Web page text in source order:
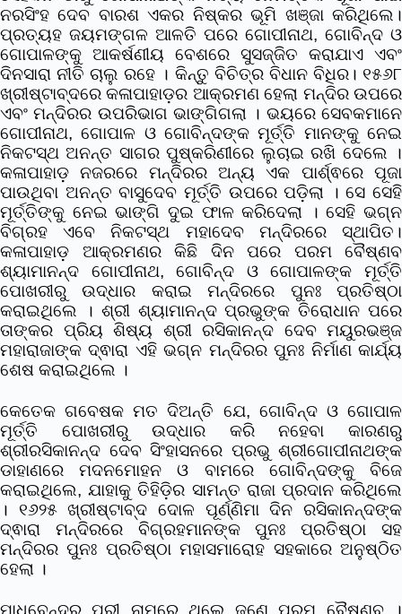
ନରସିଂହ ଦେବ ବାରଶ ଏକର ନିଷ୍କର ଭୂମି ଖଞ୍ଜା କରିଥିଲେ।
ପ୍ରତ୍ୟହ ଜୟମଙ୍ଗଳ ଆଳତି ପରେ ଗୋପୀନାଥ, ଗୋବିନ୍ଦ ଓ
ଗୋପାଳଙ୍କୁ ଆକର୍ଷଣୀୟ ବେଶରେ ସୁସଜ୍ଜିତ କରାଯାଏ ଏବଂ
ଦିନସାରା ନୀତି ଚାଲୁ ରହେ । କିନ୍ତୁ ବିଚିତ୍ର ବିଧାନ ବିଧିର। ୧୫୬୮
ଖ୍ରୀଷ୍ଟାବ୍ଦରେ କଳାପାହାଡ଼ର ଆକ୍ରମଣ ହେଲା ମନ୍ଦିର ଉପରେ
ଏବଂ ମନ୍ଦିରର ଉପରିଭାଗ ଭାଙ୍ଗିଗଲା । ଭୟରେ ସେବକମାନେ
ଗୋପୀନାଥ, ଗୋପାଳ ଓ ଗୋବିନ୍ଦଙ୍କ ମୂର୍ତ୍ତି ମାନଙ୍କୁ ନେଇ
ନିକଟସ୍ଥ ଅନନ୍ତ ସାଗର ପୁଷ୍କରିଣୀରେ ଲୁଚାଇ ରଖି ଦେଲେ ।
କଳାପାହାଡ଼ ନଜରରେ ମନ୍ଦିରର ଅନ୍ୟ ଏକ ପାର୍ଶ୍ଵରେ ପୂଜା
ପାଉଥିବା ଅନନ୍ତ ବାସୁଦେବ ମୂର୍ତ୍ତି ଉପରେ ପଡ଼ିଲା । ସେ ସେହି
ମୂର୍ତ୍ତିଙ୍କୁ ନେଇ ଭାଙ୍ଗି ଦୁଇ ଫାଳ କରିଦେଲା । ସେହି ଭଗ୍ନ
ବିଗ୍ରହ ଏବେ ନିକଟସ୍ଥ ମହାଦେବ ମନ୍ଦିରରେ ସ୍ଥାପିତ।
କଳାପାହାଡ଼ ଆକ୍ରମଣର କିଛି ଦିନ ପରେ ପରମ ବୈଷ୍ଣବ
ଶ୍ୟାମାନନ୍ଦ ଗୋପୀନାଥ, ଗୋବିନ୍ଦ ଓ ଗୋପାଳଙ୍କ ମୂର୍ତ୍ତି
ପୋଖରୀରୁ ଉଦ୍ଧାର କରାଇ ମନ୍ଦିରରେ ପୁନଃ ପ୍ରତିଷ୍ଠା
କରାଇଥିଲେ । ଶ୍ରୀ ଶ୍ୟାମାନନ୍ଦ ପ୍ରଭୁଙ୍କ ତିରୋଧାନ ପରେ
ତାଙ୍କର ପ୍ରିୟ ଶିଷ୍ୟ ଶ୍ରୀ ରସିକାନନ୍ଦ ଦେବ ମୟୁରଭଞ୍ଜ
ମହାରାଜାଙ୍କ ଦ୍ଵାରା ଏହି ଭଗ୍ନ ମନ୍ଦିରର ପୁନଃ ନିର୍ମାଣ କାର୍ଯ୍ୟ
ଶେଷ କରାଇଥିଲେ ।
କେତେକ ଗବେଷକ ମତ ଦିଅନ୍ତି ଯେ, ଗୋବିନ୍ଦ ଓ ଗୋପାଳ
ମୂର୍ତ୍ତି ପୋଖରୀରୁ ଉଦ୍ଧାର କରି ନହେବା କାରଣରୁ
ଶ୍ରୀରସିକାନନ୍ଦ ଦେବ ସିଂହାସନରେ ପ୍ରଭୁ ଶ୍ରୀଗୋପୀନାଥଙ୍କ
ଡାହାଣରେ ମଦନମୋହନ ଓ ବାମରେ ଗୋବିନ୍ଦଙ୍କୁ ବିଜେ
କରାଇଥିଲେ, ଯାହାକୁ ତିହିଡ଼ିର ସାମନ୍ତ ରାଜା ପ୍ରଦାନ କରିଥିଲେ
। ୧୬୨୫ ଖ୍ରୀଷ୍ଟାବ୍ଦ ଦୋଳ ପୂର୍ଣ୍ଣିମା ଦିନ ରସିକାନନ୍ଦଙ୍କ
ଦ୍ଵାରା ମନ୍ଦିରରେ ବିଗ୍ରହମାନଙ୍କ ପୁନଃ ପ୍ରତିଷ୍ଠା ସହ
ମନ୍ଦିରର ପୁନଃ ପ୍ରତିଷ୍ଠା ମହାସମାରୋହ ସହକାରେ ଅନୁଷ୍ଠିତ
ହେଲା ।
ମାଧବେନ୍ଦ୍ର ପୁରୀ ନାମରେ ଥିଲେ ଜଣେ ପରମ ବୈଷ୍ଣବ ।